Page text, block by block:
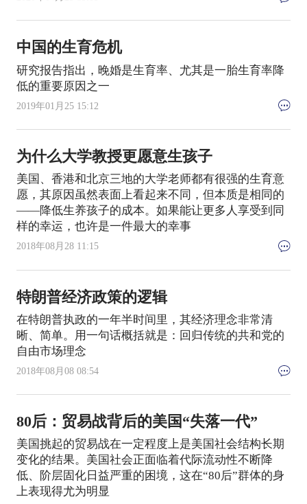
中国的生育危机
研究报告指出，晚婚是生育率、尤其是一胎生育率降
低的重要原因之一
2019年01月25 15:12
为什么大学教授更愿意生孩子
美国、香港和北京三地的大学老师都有很强的生育意
愿，其原因虽然表面上看起来不同，但本质是相同的
——降低生养孩子的成本。如果能让更多人享受到同
样的幸运，也许是一件最大的幸事
2018年08月28 11:15
特朗普经济政策的逻辑
在特朗普执政的一年半时间里，其经济理念非常清
晰、简单。用一句话概括就是：回归传统的共和党的
自由市场理念
2018年08月08 08:54
80后：贸易战背后的美国“失落一代”
美国挑起的贸易战在一定程度上是美国社会结构长期
变化的结果。美国社会正面临着代际流动性不断降
低、阶层固化日益严重的困境，这在“80后”群体的身
上表现得尤为明显